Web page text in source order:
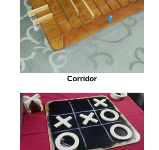
Corridor